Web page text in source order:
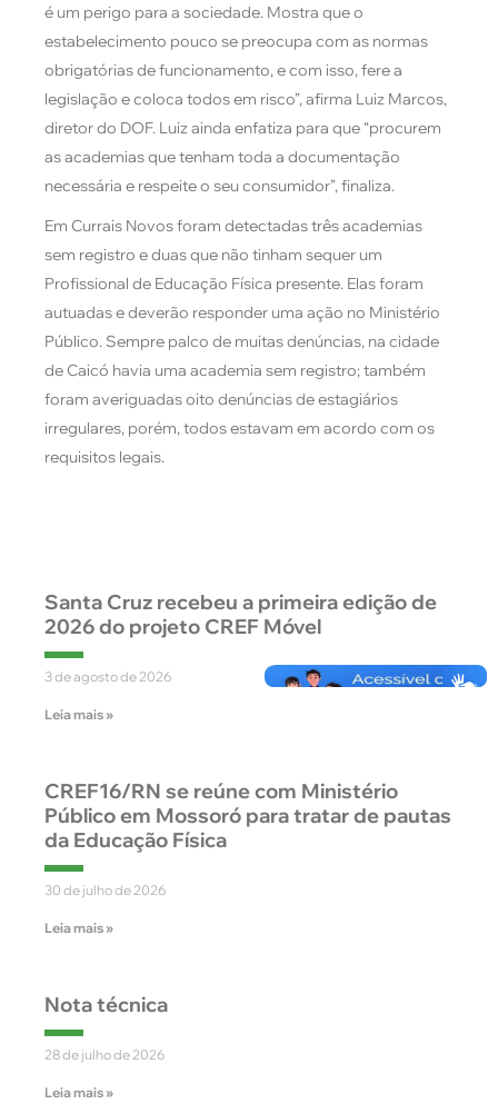
é um perigo para a sociedade. Mostra que o
estabelecimento pouco se preocupa com as normas
obrigatórias de funcionamento, e com isso, fere a
legislação e coloca todos em risco”, afirma Luiz Marcos,
diretor do DOF. Luiz ainda enfatiza para que “procurem
as academias que tenham toda a documentação
necessária e respeite o seu consumidor”, finaliza.
Em Currais Novos foram detectadas três academias
sem registro e duas que não tinham sequer um
Profissional de Educação Física presente. Elas foram
autuadas e deverão responder uma ação no Ministério
Público. Sempre palco de muitas denúncias, na cidade
de Caicó havia uma academia sem registro; também
foram averiguadas oito denúncias de estagiários
irregulares, porém, todos estavam em acordo com os
requisitos legais.
Santa Cruz recebeu a primeira edição de
2026 do projeto CREF Móvel
3 de agosto de 2026
Leia mais »
CREF16/RN se reúne com Ministério
Público em Mossoró para tratar de pautas
da Educação Física
30 de julho de 2026
Leia mais »
Nota técnica
28 de julho de 2026
Leia mais »